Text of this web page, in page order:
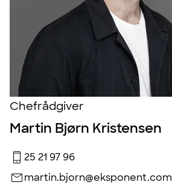
Chefrådgiver
Martin Bjørn Kristensen
25 21 97 96
martin.bjorn@eksponent.com